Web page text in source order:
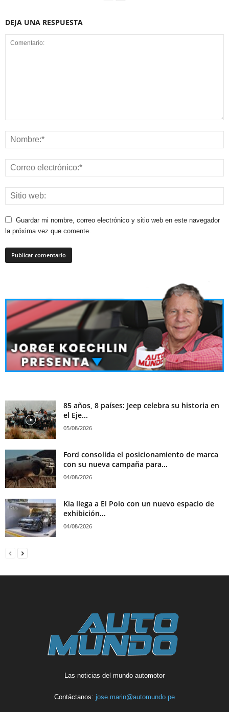
DEJA UNA RESPUESTA
Guardar mi nombre, correo electrónico y sitio web en este navegador
la próxima vez que comente.
85 años, 8 países: Jeep celebra su historia en
el Eje...
05/08/2026
Ford consolida el posicionamiento de marca
con su nueva campaña para...
04/08/2026
Kia llega a El Polo con un nuevo espacio de
exhibición...
04/08/2026
Las noticias del mundo automotor
Contáctanos: jose.marin@automundo.pe